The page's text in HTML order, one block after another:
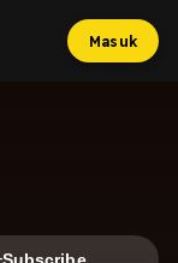
Masuk
Subscribe